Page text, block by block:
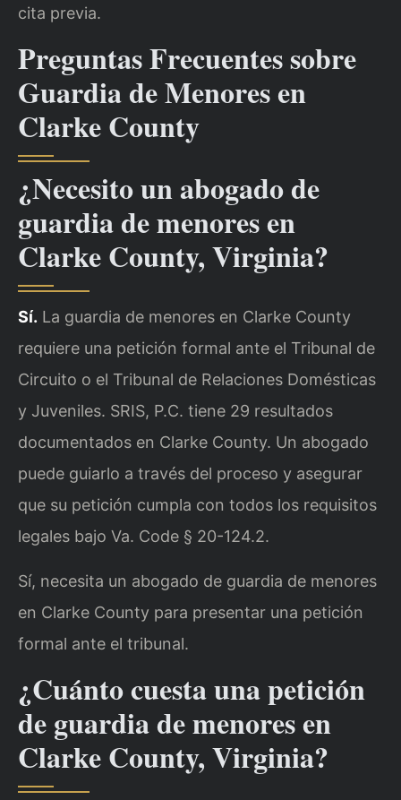
cita previa.
Preguntas Frecuentes sobre
Guardia de Menores en
Clarke County
¿Necesito un abogado de
guardia de menores en
Clarke County, Virginia?
Sí. La guardia de menores en Clarke County
requiere una petición formal ante el Tribunal de
Circuito o el Tribunal de Relaciones Domésticas
y Juveniles. SRIS, P.C. tiene 29 resultados
documentados en Clarke County. Un abogado
puede guiarlo a través del proceso y asegurar
que su petición cumpla con todos los requisitos
legales bajo Va. Code § 20-124.2.
Sí, necesita un abogado de guardia de menores
en Clarke County para presentar una petición
formal ante el tribunal.
¿Cuánto cuesta una petición
de guardia de menores en
Clarke County, Virginia?